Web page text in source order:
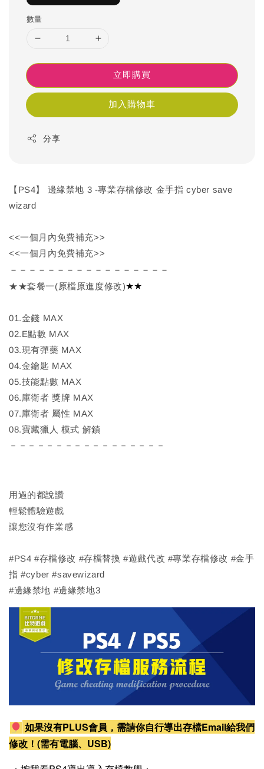
數量
立即購買
加入購物車
分享
【PS4】 邊緣禁地 3 -專業存檔修改 金手指 cyber save
wizard
<<一個月內免費補充>>
<<一個月內免費補充>>
－－－－－－－－－－－－－－－－－
★★套餐一(原檔原進度修改)★★
01.金錢 MAX
02.E點數 MAX
03.現有彈藥 MAX
04.金鑰匙 MAX
05.技能點數 MAX
06.庫衛者 獎牌 MAX
07.庫衛者 屬性 MAX
08.寶藏獵人 模式 解鎖
－－－－－－－－－－－－－－－－－
用過的都說讚
輕鬆體驗遊戲
讓您沒有作業感
#PS4 #存檔修改 #存檔替換 #遊戲代改 #專業存檔修改 #金手
指 #cyber #savewizard
#邊緣禁地 #邊緣禁地3
如果沒有PLUS會員，需請你自行導出存檔Email給我們
修改！(需有電腦、USB)